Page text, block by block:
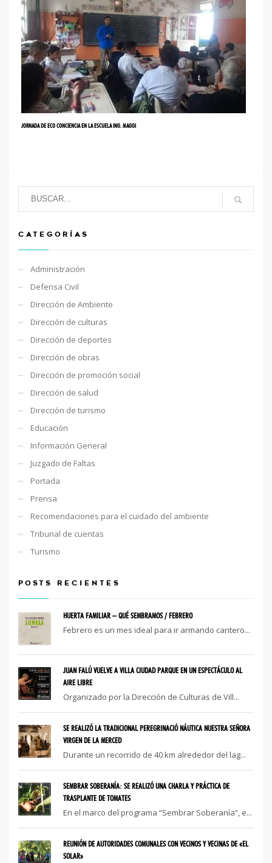
JORNADA DE ECO CONCIENCIA EN LA ESCUELA ING. MAGGI
CATEGORÍAS
Administración
Defensa Civil
Dirección de Ambiente
Dirección de culturas
Dirección de deportes
Dirección de obras
Dirección de promoción social
Dirección de salud
Dirección de turismo
Educación
Información General
Juzgado de Faltas
Portada
Prensa
Recomendaciones para el cuidado del ambiente
Tribunal de cuentas
Turismo
POSTS RECIENTES
HUERTA FAMILIAR – QUÉ SEMBRAMOS / FEBRERO
Febrero es un mes ideal para ir armando cantero...
JUAN FALÚ VUELVE A VILLA CIUDAD PARQUE EN UN ESPECTÁCULO AL
AIRE LIBRE
Organizado por la Dirección de Culturas de Vill...
SE REALIZÓ LA TRADICIONAL PEREGRINACIÓ NÁUTICA NUESTRA SEÑORA
VIRGEN DE LA MERCED
Durante un recorrido de 40 km alrededor del lag...
SEMBRAR SOBERANÍA: SE REALIZÓ UNA CHARLA Y PRÁCTICA DE
TRASPLANTE DE TOMATES
En el marco del programa “Sembrar Soberanía”, e...
REUNIÓN DE AUTORIDADES COMUNALES CON VECINOS Y VECINAS DE «EL
SOLAR»